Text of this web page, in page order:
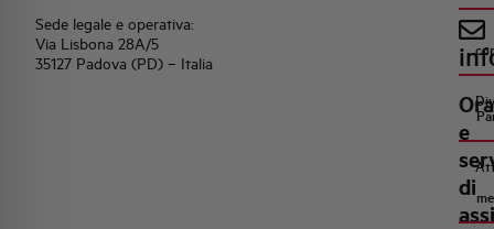
Sede legale e operativa:
Via Lisbona 28A/5
35127 Padova (PD) – Italia
e
di